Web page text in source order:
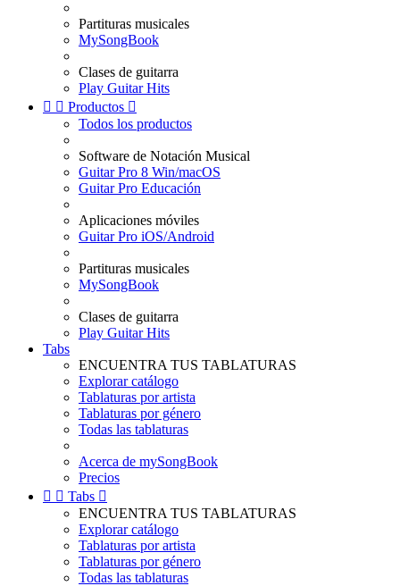
Partituras musicales
MySongBook
Clases de guitarra
Play Guitar Hits
  Productos 
Todos los productos
Software de Notación Musical
Guitar Pro 8 Win/macOS
Guitar Pro Educación
Aplicaciones móviles
Guitar Pro iOS/Android
Partituras musicales
MySongBook
Clases de guitarra
Play Guitar Hits
Tabs
ENCUENTRA TUS TABLATURAS
Explorar catálogo
Tablaturas por artista
Tablaturas por género
Todas las tablaturas
Acerca de mySongBook
Precios
  Tabs 
ENCUENTRA TUS TABLATURAS
Explorar catálogo
Tablaturas por artista
Tablaturas por género
Todas las tablaturas